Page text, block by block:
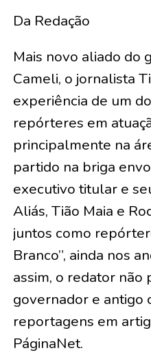
Da Redação
Mais novo aliado do
Cameli, o jornalista
experiência de um
repórteres em
principalmente na
partido na briga
executivo titular e
Aliás, Tião Maia e
juntos como
Branco”, ainda nos
assim, o redator não
governador e antigo
reportagens em
PáginaNet.